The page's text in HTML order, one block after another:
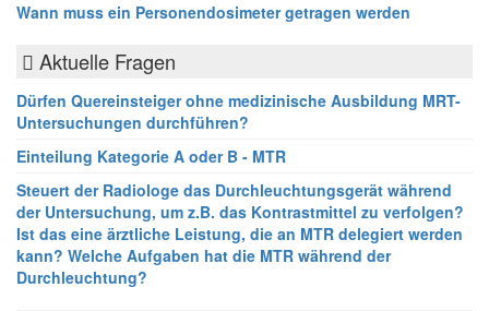
Wann muss ein Personendosimeter getragen werden
Aktuelle Fragen
Dürfen Quereinsteiger ohne medizinische Ausbildung MRT-
Untersuchungen durchführen?
Einteilung Kategorie A oder B - MTR
Steuert der Radiologe das Durchleuchtungsgerät während
der Untersuchung, um z.B. das Kontrastmittel zu verfolgen?
Ist das eine ärztliche Leistung, die an MTR delegiert werden
kann? Welche Aufgaben hat die MTR während der
Durchleuchtung?